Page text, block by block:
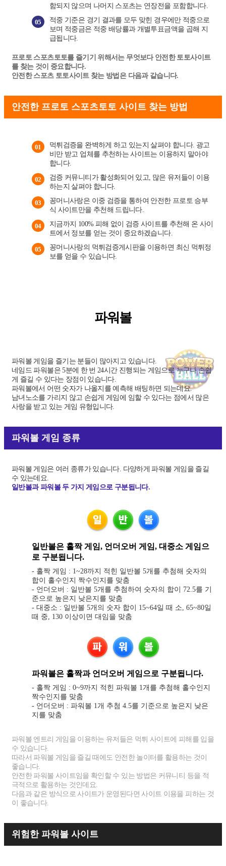
함되지 않으며 나머지 스포츠는 연장전을 포함합니다.
05
적중 기준은 경기 결과를 모두 맞힌 경우에만 적중으로
보며 적중금은 적중 배당률과 개별투표금액을 곱해 지
급됩니다.
프로토 스포츠토토를 즐기기 위해서는 무엇보다 안전한 토토사이트
를 찾는 것이 중요합니다.
안전한 스포츠 토토사이트 찾는 방법은 다음과 같습니다.
안전한 프로토 스포츠토토 사이트 찾는 방법
01
먹튀검증을 완벽하게 하고 있는지 살펴야 합니다. 광고
비만 받고 업체를 추천하는 사이트는 이용하지 말아야
합니다.
02
검증 커뮤니티가 활성화되어 있고, 많은 유저들이 이용
하는지 살펴야 합니다.
03
꽁머니사랑은 이중 검증을 통하여 안전한 프로토 승부
식 사이트만을 추천해 드립니다.
04
지금까지 100% 피해 없이 검증 사이트를 추천해 온 사이
트에서 정보를 얻는 것이 중요하겠습니다.
05
꽁머니사랑의 먹튀검증게시판을 이용하면 최신 먹튀정
보를 얻을 수 있습니다.
파워볼
파워볼 게임을 즐기는 분들이 많아지고 있습니다.
네임드 파워볼은 5분에 한 번 24시간 진행되는 게임으로 누구나 손쉽
게 즐길 수 있다는 장점이 있습니다.
파워볼에서 어떤 숫자가 나올지를 예측해 배팅하면 되는데요.
남녀노소를 가리지 않고 손쉽게 게임에 임할 수 있다는 점에서 많은
사랑을 받고 있는 게임 유형입니다.
파워볼 게임 종류
파워볼 게임은 여러 종류가 있습니다. 다양하게 파워볼 게임을 즐길
수 있는데요.
일반볼과 파워볼 두 가지 게임으로 구분됩니다.
일반볼은 홀짝 게임, 언더오버 게임, 대중소 게임으
로 구분됩니다.
- 홀짝 게임 : 1~28까지 적힌 일반볼 5개를 추첨해 숫자의
합이 홀수인지 짝수인지를 맞춤
- 언더오버 : 일반볼 5개를 추첨하여 숫자의 합이 72.5를 기
준으로 높은지 낮은지를 맞춤
- 대중소 : 일반볼 5개의 숫자 합이 15~64일 때 소, 65~80일
때 중, 130 이상이면 대임을 맞춤
파워볼은 홀짝과 언더오버 게임으로 구분됩니다.
- 홀짝 게임 : 0~9까지 적힌 파워볼 1개를 추첨해 홀수인지
짝수인지를 맞춤
- 언더오버 : 파워볼 1개 추첨 4.5를 기준으로 높은지 낮은
지를 맞춤
파워볼 엔트리 게임을 이용하는 유저들은 먹튀 사이트에 피해를 입을
수 있습니다.
따라서 파워볼 게임을 즐길 때에도 안전한 놀이터를 활용하는 것이
좋습니다.
안전한 파워볼 사이트임을 확인할 수 있는 방법은 커뮤니티 등을 적
극적으로 활용하는 것인데요.
다음과 같은 방식으로 사이트가 운영된다면 사이트 이용을 피하는 것
이 좋습니다.
위험한 파워볼 사이트